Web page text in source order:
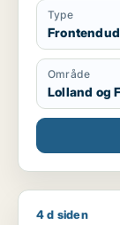
Type
Område
Lolland og
Gitte søger
4 d siden